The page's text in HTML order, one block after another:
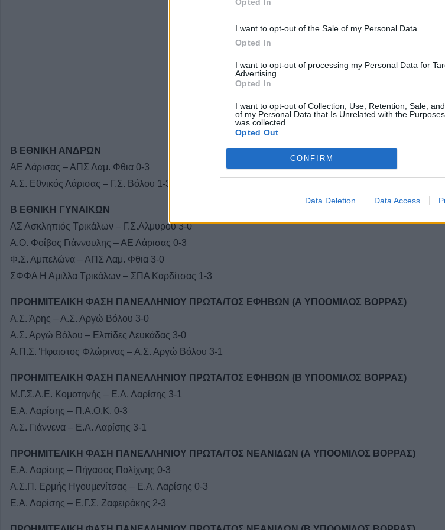
I want to opt-out of the Sale of my Personal Data.
Opted In
I want to opt-out of processing my Personal Data for
Advertising.
Opted In
I want to opt-out of Collection, Use, Retention, Sale,
of my Personal Data that Is Unrelated with the
was collected.
Opted Out
CONFIRM
Data Deletion Data Access
Β ΕΘΝΙΚΗ ΑΝΔΡΩΝ
ΑΕ Λάρισας – ΑΠΣ Λαμ. Φθια 0-3
Α.Σ. Εθνικός Λάρισας – Γ.Σ. Βόλου 1-3
Β ΕΘΝΙΚΗ ΓΥΝΑΙΚΩΝ
ΑΣ Ασκληπιός Τρικάλων – Γ.Σ.Αλμυρού 3-0
Α.Ο. Φοίβος Γιάννουλης – ΑΕ Λάρισας 0-3
Φ.Σ. Αμπελώνα – ΑΠΣ Λαμ. Φθια 3-0
ΣΦΦΑ Η Αμιλλα Τρικάλων – ΣΠΑ Καρδίτσας 1-3
ΠΡΟΗΜΙΤΕΛΙΚΗ ΦΑΣΗ ΠΑΝΕΛΛΗΝΙΟΥ ΠΡΩΤΑ/ΤΟΣ ΕΦΗΒΩΝ (Α ΥΠΟΟΜΙΛΟΣ ΒΟΡΡΑΣ)
Α.Σ. Άρης – Α.Σ. Αργώ Βόλου 3-0
Α.Σ. Αργώ Βόλου – Ελπίδες Λευκάδας 3-0
Α.Π.Σ. Ήφαιστος Φλώρινας – Α.Σ. Αργώ Βόλου 3-1
ΠΡΟΗΜΙΤΕΛΙΚΗ ΦΑΣΗ ΠΑΝΕΛΛΗΝΙΟΥ ΠΡΩΤΑ/ΤΟΣ ΕΦΗΒΩΝ (Β ΥΠΟΟΜΙΛΟΣ ΒΟΡΡΑΣ)
Μ.Γ.Σ.Α.Ε. Κομοτηνής – Ε.Α. Λαρίσης 3-1
Ε.Α. Λαρίσης – Π.Α.Ο.Κ. 0-3
Α.Σ. Γιάννενα – Ε.Α. Λαρίσης 3-1
ΠΡΟΗΜΙΤΕΛΙΚΗ ΦΑΣΗ ΠΑΝΕΛΛΗΝΙΟΥ ΠΡΩΤΑ/ΤΟΣ ΝΕΑΝΙΔΩΝ (Α ΥΠΟΟΜΙΛΟΣ ΒΟΡΡΑΣ)
Ε.Α. Λαρίσης – Πήγασος Πολίχνης 0-3
Α.Σ.Π. Ερμής Ηγουμενίτσας – Ε.Α. Λαρίσης 0-3
Ε.Α. Λαρίσης – Ε.Γ.Σ. Ζαφειράκης 2-3